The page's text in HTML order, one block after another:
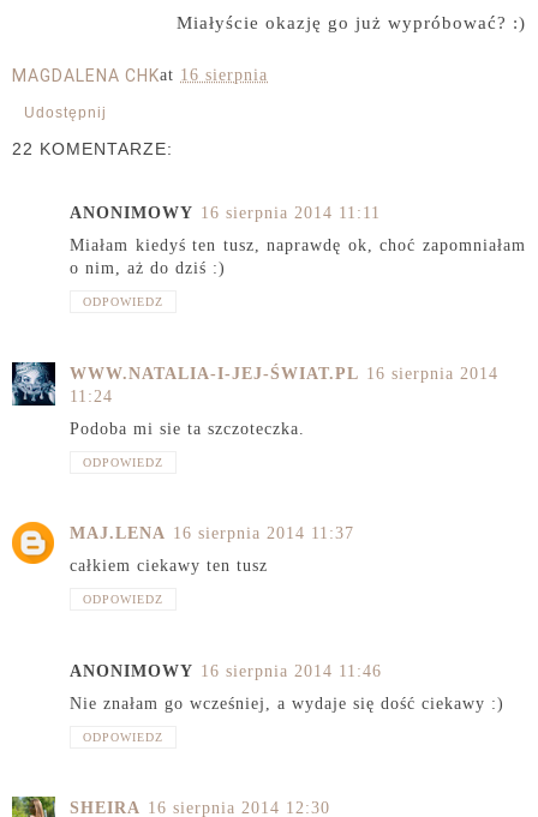
Miałyście okazję go już wypróbować? :)
MAGDALENA CHKat 16 sierpnia
Udostępnij
22 KOMENTARZE:
ANONIMOWY 16 sierpnia 2014 11:11
Miałam kiedyś ten tusz, naprawdę ok, choć zapomniałam
o nim, aż do dziś :)
ODPOWIEDZ
WWW.NATALIA-I-JEJ-ŚWIAT.PL 16 sierpnia 2014
11:24
Podoba mi sie ta szczoteczka.
ODPOWIEDZ
MAJ.LENA 16 sierpnia 2014 11:37
całkiem ciekawy ten tusz
ODPOWIEDZ
ANONIMOWY 16 sierpnia 2014 11:46
Nie znałam go wcześniej, a wydaje się dość ciekawy :)
ODPOWIEDZ
SHEIRA 16 sierpnia 2014 12:30